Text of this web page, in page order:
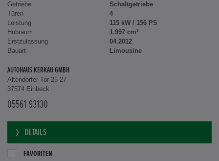
Getriebe
Schaltgetriebe
Türen
4
Leistung
115 kW / 156 PS
Hubraum
1.997 cm³
Erstzulassung
04.2012
Bauart
Limousine
AUTOHAUS KERKAU GMBH
Altendorfer Tor 25-27
37574 Einbeck
05561-93130
DETAILS
FAVORITEN